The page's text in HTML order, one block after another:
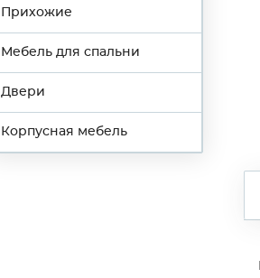
Прихожие
Мебель для спальни
Двери
Корпусная мебель